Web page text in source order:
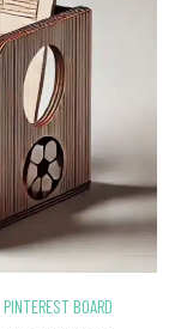
PINTEREST BOARD